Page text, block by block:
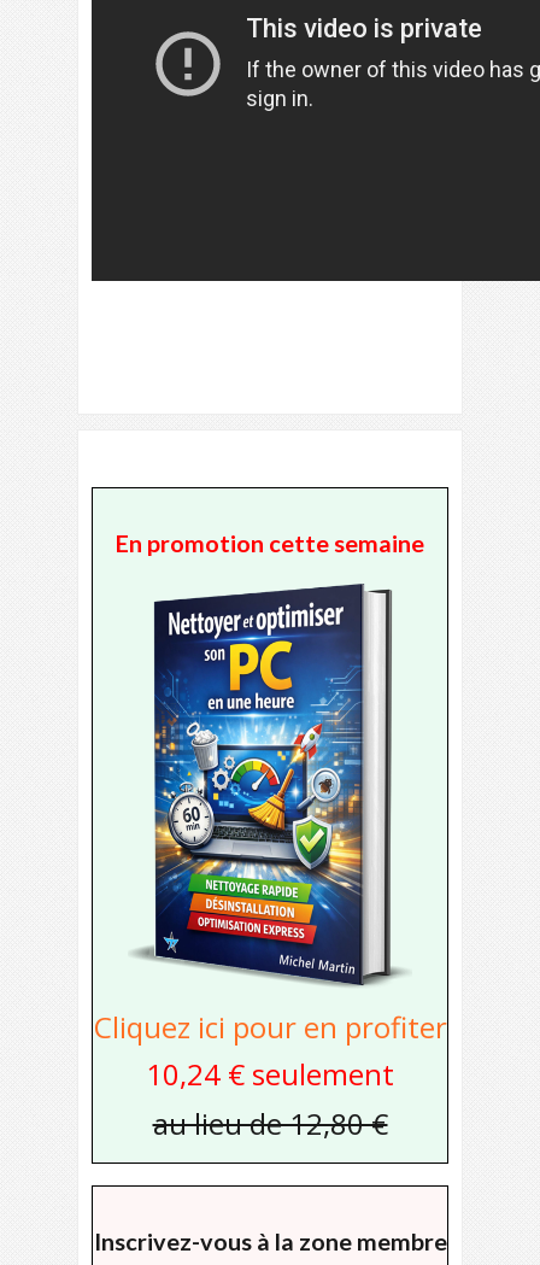
En promotion cette semaine
Cliquez ici pour en profiter
10,24 € seulement
au lieu de 12,80 €
Inscrivez-vous à la zone membre